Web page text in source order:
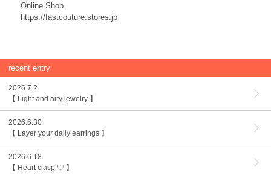
Online Shop
https://fastcouture.stores.jp
recent entry
2026.7.2
【 Light and airy jewelry 】
2026.6.30
【 Layer your daily earrings 】
2026.6.18
【 Heart clasp ♡ 】